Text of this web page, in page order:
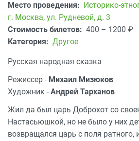
Место проведения:
Историко-
г. Москва, ул. Рудневой, д. 3
Стоимость билетов: 400 – 1200 ₽
Категория: Другое
Русская народная сказка
Режиссер - Михаил Мизюков
Художник - Андрей Тарханов
Жил да был царь Доброхот со
Настасьюшкой, но не было у них
возвращался царь с поля ратного,